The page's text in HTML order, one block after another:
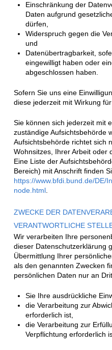
Einschränkung der
Daten aufgrund
dürfen,
Widerspruch gegen die
und
Datenübertragbarkeit,
eingewilligt haben oder
abgeschlossen haben.
Sofern Sie uns eine
diese jederzeit mit Wirkung
Sie können sich jederzeit mit
zuständige Aufsichtsbehörde
Aufsichtsbehörde richtet sich
Wohnsitzes, Ihrer Arbeit oder
Eine Liste der
Bereich) mit Anschrift finden
https://www.bfdi.bund.de/DE/
node.html.
ZWECKE DER
VERANTWORTLICHE
Wir verarbeiten Ihre
dieser Datenschutzerklärung
Übermittlung Ihrer
als den genannten Zwecken
persönlichen Daten nur an
Sie Ihre ausdrückliche
die Verarbeitung zur
erforderlich ist,
die Verarbeitung zur
Verpflichtung erforderlich